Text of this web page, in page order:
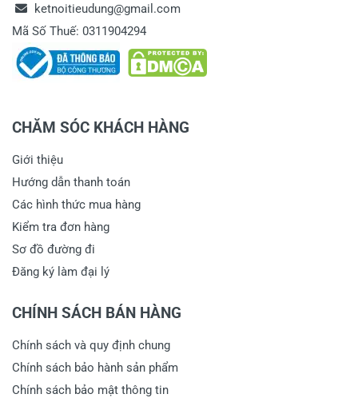
ketnoitieudung@gmail.com
Mã Số Thuế: 0311904294
CHĂM SÓC KHÁCH HÀNG
Giới thiệu
Hướng dẫn thanh toán
Các hình thức mua hàng
Kiểm tra đơn hàng
Sơ đồ đường đi
Đăng ký làm đại lý
CHÍNH SÁCH BÁN HÀNG
Chính sách và quy định chung
Chính sách bảo hành sản phẩm
Chính sách bảo mật thông tin